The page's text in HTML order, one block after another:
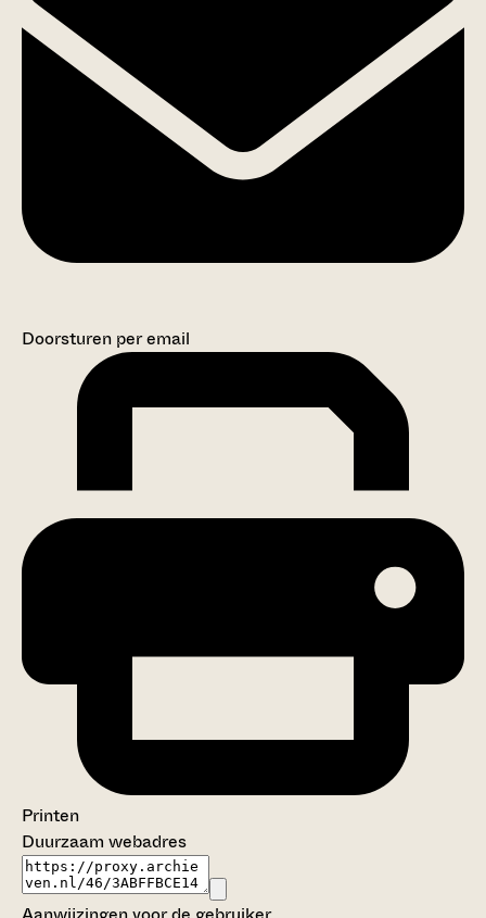
Doorsturen per email
Printen
Duurzaam webadres